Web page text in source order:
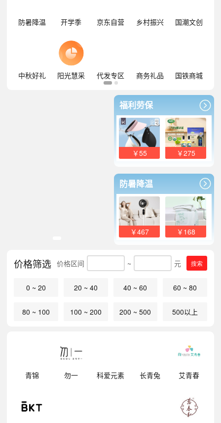
防暑降温 开学季 京东自营 乡村振兴 国潮文创
中秋好礼 阳光慧采 代发专区 商务礼品 国铁商城
福利劳保
￥55 ￥275
防暑降温
￥467 ￥168
价格筛选 价格区间 ~ 元 搜索
0 ~ 20 20 ~ 40 40 ~ 60 60 ~ 80
80 ~ 100 100 ~ 200 200 ~ 500 500以上
青锦 勿一 科爱元素 长青兔 艾青春